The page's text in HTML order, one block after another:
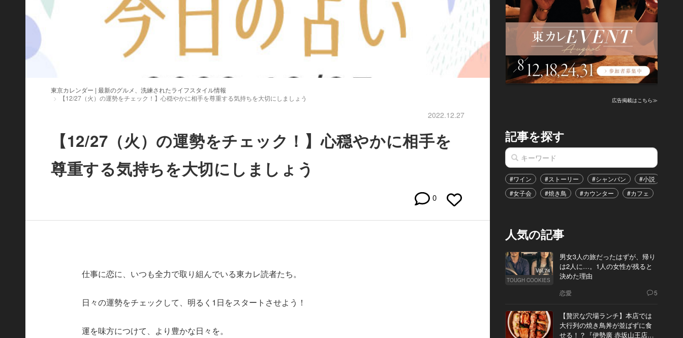
東京カレンダー | 最新のグルメ、洗練されたライフスタイル情報
【12/27（火）の運勢をチェック！】心穏やかに相手を尊重する気持ちを大切にしましょう
2022.12.27
【12/27（火）の運勢をチェック！】心穏やかに相手を
尊重する気持ちを大切にしましょう
0
仕事に恋に、いつも全力で取り組んでいる東カレ読者たち。
日々の運勢をチェックして、明るく1日をスタートさせよう！
運を味方につけて、より豊かな日々を。
広告掲載はこちら≫
記事を探す
#ワイン #ストーリー #シャンパン #小説
#女子会
#焼き鳥 #カウンター #カフェ
人気の記事
Vol.74
TOUGH COOKIES
男女3人の旅だったはずが、帰り
は2人に…。1人の女性が残ると
決めた理由
恋愛 5
【贅沢な穴場ランチ】本店では
大行列の焼き鳥丼が並ばずに食
せる！？『伊勢廣 赤坂山王店』